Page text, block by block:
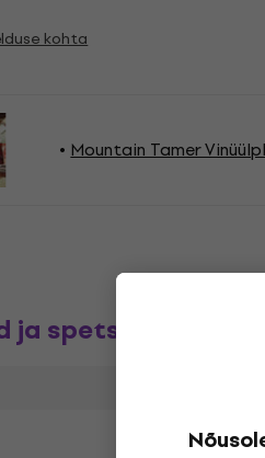
kohta
Mountain Tamer
ja spetsifikatsioonid
LP record